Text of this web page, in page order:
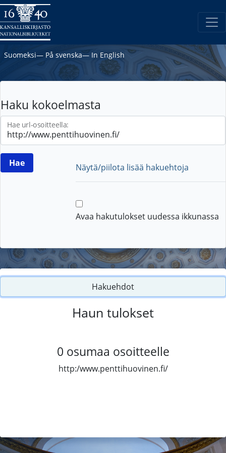
Suomeksi― På svenska― In English
Haku kokoelmasta
Hae url-osoitteella:
Näytä/piilota lisää hakuehtoja
Avaa hakutulokset uudessa ikkunassa
Hakuehdot
Haun tulokset
0 osumaa osoitteelle
http:/www.penttihuovinen.fi/